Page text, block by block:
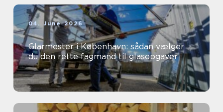
04. June 2026
Glarmester i København: sådan vælger
du den rette fagmand til glasopgaver